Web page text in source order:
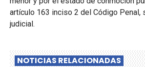
artículo 163 inciso 2 del Código Penal,
judicial.
NOTICIAS RELACIONADAS